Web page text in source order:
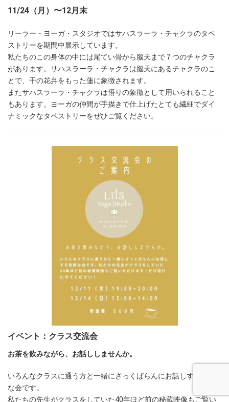
11/24（月）〜12月末
リーラー・ヨーガ・スタジオではサハスラーラ・チャクラのタペ
ストリーを期間中展示しています。
私たちのこの身体の中には尾てい骨から脳天まで７つのチャクラ
があります。サハスラーラ・チャクラは脳天にあるチャクラのこ
とで、千の花弁をもった蓮に象徴されます。
またサハスラーラ・チャクラは悟りの象徴として用いられること
もあります。ヨーガの仲間が手描きで仕上げたとても繊細でダイ
ナミックなタペストリーをぜひご覧ください。
イベント：クラス交流会
お茶を飲みながら、お話ししませんか。
いろんなクラスに通う方と一緒にざっくばらんにお話しする気楽
な会です。
私たちの先生がクラスをしていた40年ほど前の秘蔵映像もご覧い